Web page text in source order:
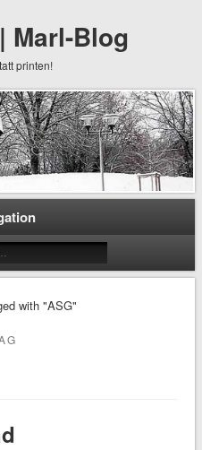
Marl-Blog
printen!
with "ASG"